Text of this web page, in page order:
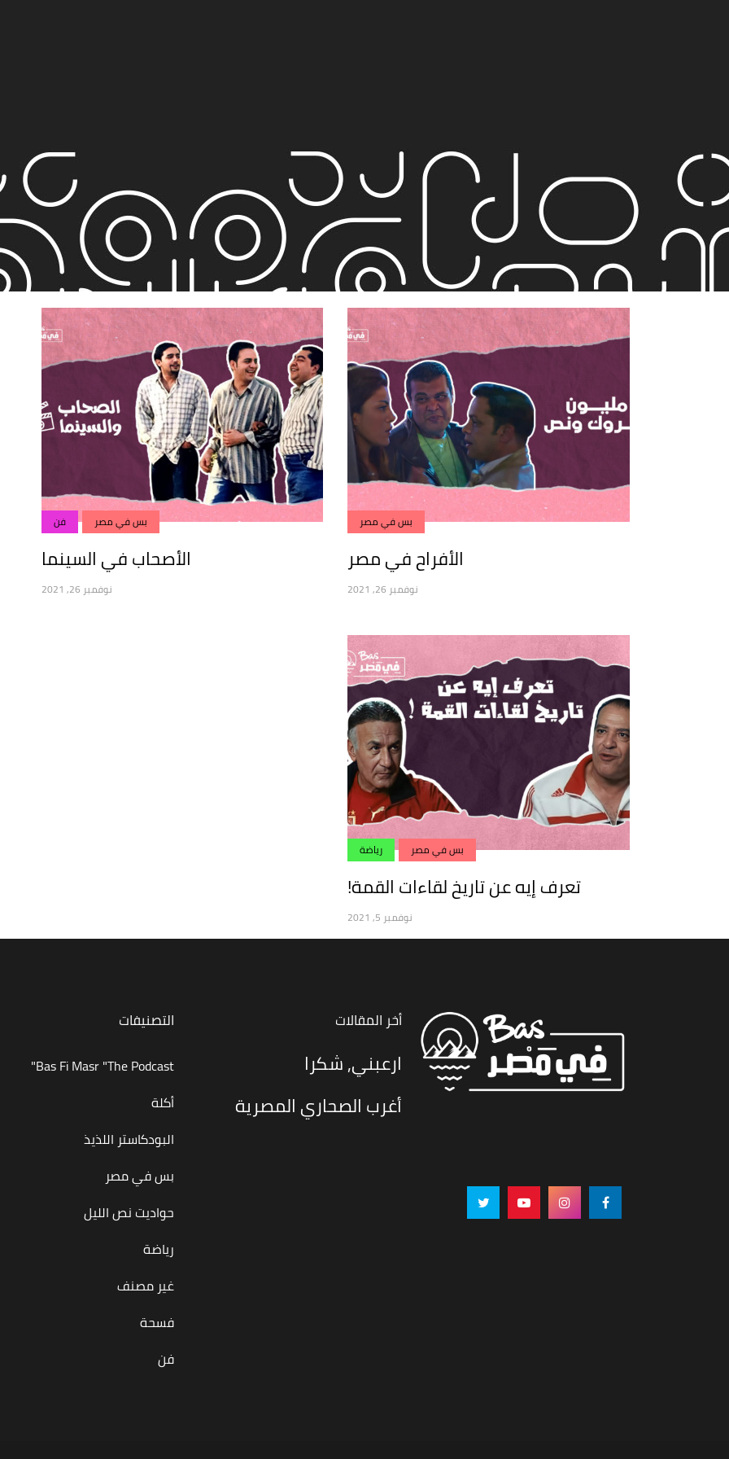
بس في مصر
الأفراح في مصر
نوفمبر 26, 2021
بس في مصر فن
الأصحاب في السينما
نوفمبر 26, 2021
بس في مصر رياضة
تعرف إيه عن تاريخ لقاءات القمة!
نوفمبر 5, 2021
أخر المقالات
ارعبني, شكرا
أغرب الصحاري المصرية
التصنيفات
Bas Fi Masr "The Podcast"
أكلة
البودكاستر اللذيذ
بس في مصر
حواديت نص الليل
رياضة
غير مصنف
فسحة
فن